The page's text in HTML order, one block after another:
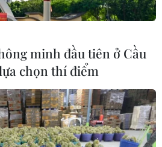
bảo vật quốc gia
nội Huế
minh đầu tiên ở Cầu
chọn thí điểm